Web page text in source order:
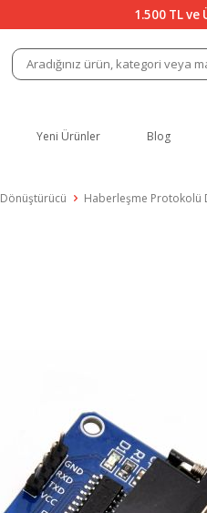
1.500 TL
Yeni Ürünler Blog
Dönüştürücü Haberleşme Protokolü